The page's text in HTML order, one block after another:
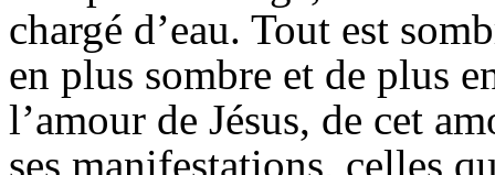
chargé d’eau. Tout est
en plus sombre et de plus
l’amour de Jésus, de cet
ses manifestations, celles